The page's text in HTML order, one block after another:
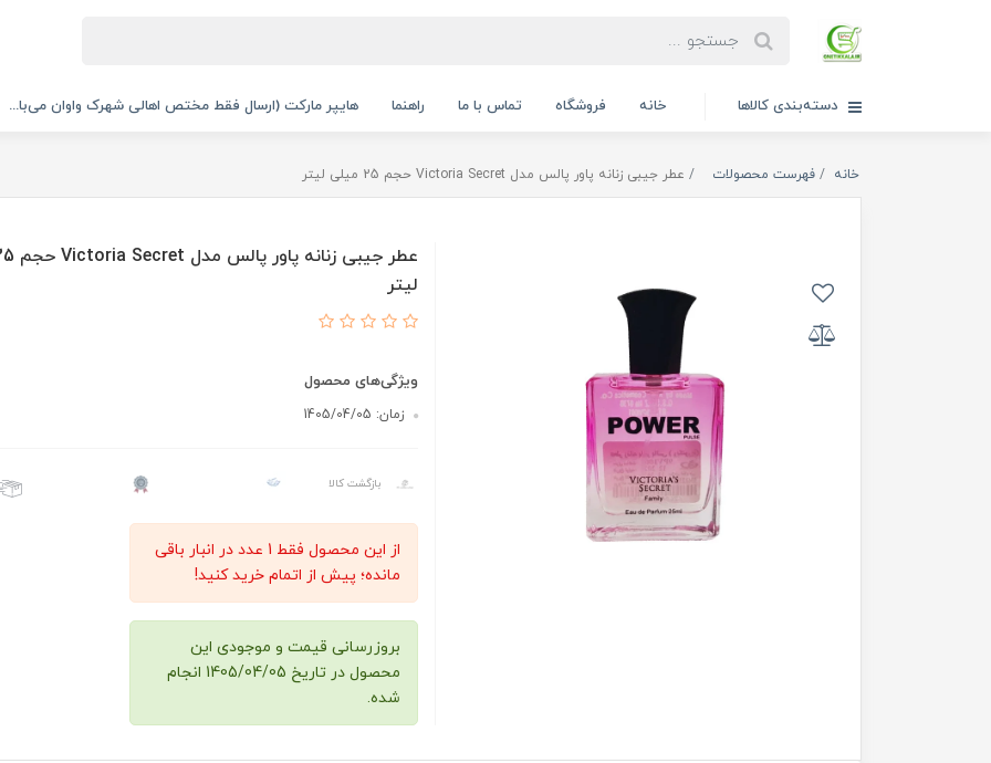
دسته‌بندی کالاها خانه فروشگاه تماس با ما راهنما هایپر مارکت (ارسال فقط مختص اهالی شهرک واوان می‌با...
خانه فهرست محصولات عطر جیبی زنانه پاور پالس مدل Victoria Secret حجم 25 میلی لیتر
لیتر
ویژگی‌های محصول
زمان: 1405/04/05
بازگشت کالا
از این محصول فقط 1 عدد در انبار باقی
مانده؛ پیش از اتمام خرید کنید!
بروزرسانی قیمت و موجودی این
محصول در تاریخ 1405/04/05 انجام
شده.